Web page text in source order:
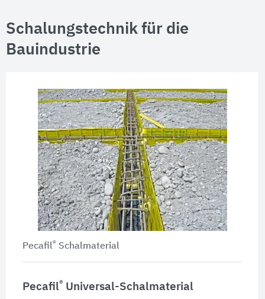
Schalungstechnik für die
Bauindustrie
Pecafil® Schalmaterial
Pecafil® Universal-Schalmaterial